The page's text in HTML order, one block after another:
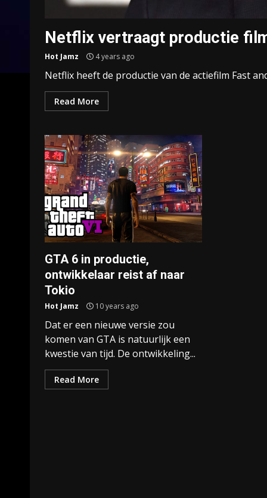
Netflix vertraagt productie
Hot Jamz 4 years ago
Netflix heeft de productie van de actiefilm Fast
Read More
GTA 6 in productie,
ontwikkelaar reist af naar
Tokio
Hot Jamz 10 years ago
Dat er een nieuwe versie zou
komen van GTA is natuurlijk een
kwestie van tijd. De ontwikkeling...
Read More